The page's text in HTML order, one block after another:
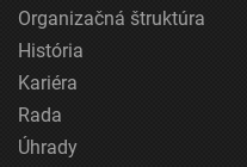
Organizačná štruktúra
História
Kariéra
Rada
Úhrady